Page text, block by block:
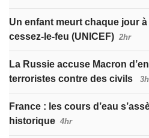
Un enfant meurt chaque jour
cessez-le-feu (UNICEF) 2hr
La Russie accuse Macron
terroristes contre des civils
France : les cours d’eau
historique 4hr